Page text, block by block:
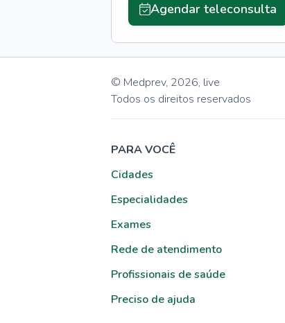
Agendar teleconsulta
© Medprev, 2026, live
Todos os direitos reservados
PARA VOCÊ
Cidades
Especialidades
Exames
Rede de atendimento
Profissionais de saúde
Preciso de ajuda